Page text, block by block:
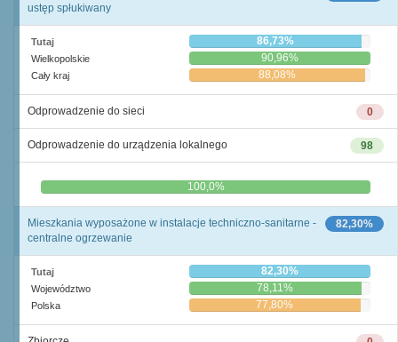
ustęp spłukiwany
Tutaj 86,73%
Wielkopolskie 90,96%
Cały kraj 88,08%
0
Odprowadzenie do sieci
98
Odprowadzenie do urządzenia lokalnego
0,0% 100,0%
82,30%
Mieszkania wyposażone w instalacje techniczno-sanitarne -
centralne ogrzewanie
Tutaj 82,30%
Województwo 78,11%
Polska 77,80%